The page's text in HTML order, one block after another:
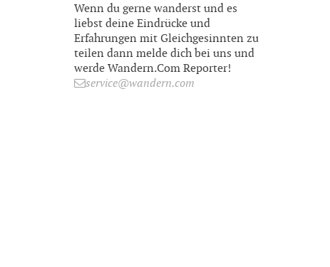
Wenn du gerne wanderst und es
liebst deine Eindrücke und
Erfahrungen mit Gleichgesinnten zu
teilen dann melde dich bei uns und
werde Wandern.Com Reporter!
service@wandern.com